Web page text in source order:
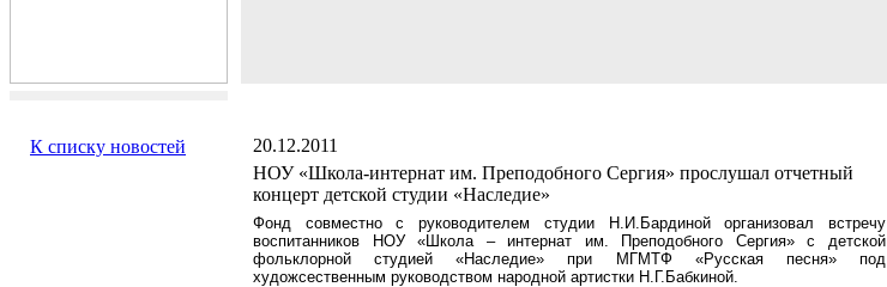
К списку новостей
20.12.2011
НОУ «Школа-интернат им. Преподобного Сергия» прослушал отчетный
концерт детской студии «Наследие»
Фонд совместно с руководителем студии Н.И.Бардиной организовал встречу
воспитанников НОУ «Школа – интернат им. Преподобного Сергия» с детской
фольклорной студией «Наследие» при МГМТФ «Русская песня» под
художсественным руководством народной артистки Н.Г.Бабкиной.